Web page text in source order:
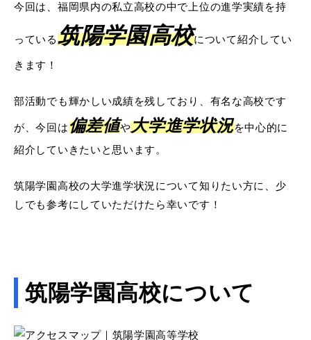
今回は、福岡県内の私立高校の中で上位の進学実績を持
っている筑陽学園高校について紹介してい
きます！
部活動でも輝かしい成績を残しており、有名な高校です
が、今回は偏差値や大学進学状況を中心的に
紹介していきたいと思います。
筑陽学園高校の大学進学状況について知りたい方に、少
しでも参考にしていただけたら幸いです！
筑陽学園高校について